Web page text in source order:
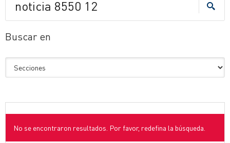
Buscar en
No se encontraron resultados. Por favor, redefina la búsqueda.